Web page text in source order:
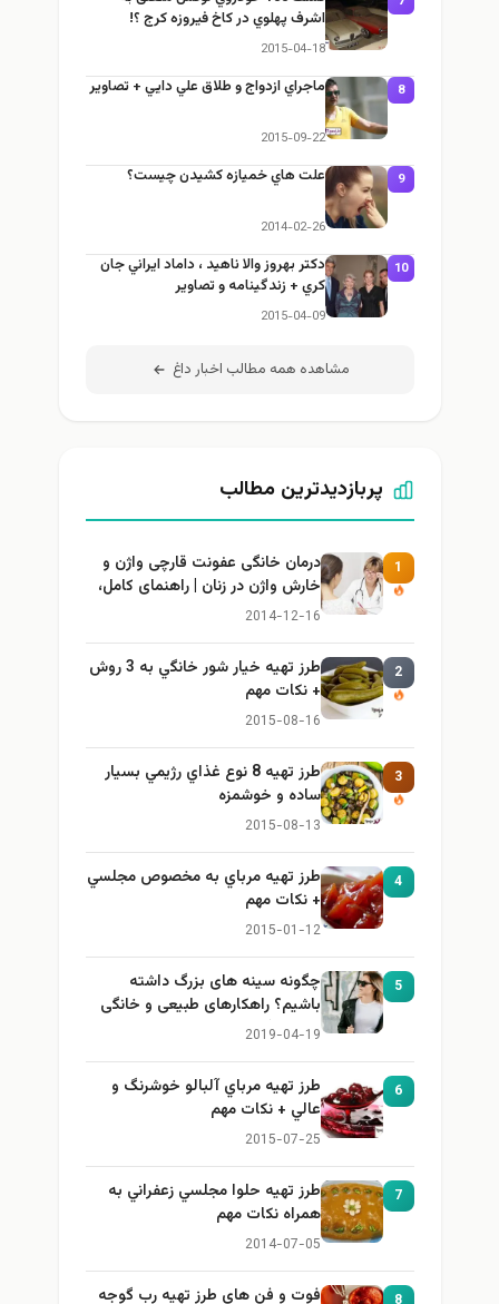
اشرف پهلوي در كاخ فيروزه كرج ؟!
2015-04-18
8 ماجراي ازدواج و طلاق علي دايي + تصاوير
2015-09-22
9 علت هاي خميازه كشيدن چيست؟
2014-02-26
10
دکتر بهروز والا ناهید ، داماد ايراني جان
كري + زندگينامه و تصاوير
2015-04-09
مشاهده همه مطالب اخبار داغ
پربازدیدترین مطالب
1
درمان خانگی عفونت قارچی واژن و
خارش واژن در زنان | راهنمای کامل،
ایمن و کاربردی
2014-12-16
2
طرز تهيه خیار شور خانگي به 3 روش
+ نكات مهم
2015-08-16
3
طرز تهيه 8 نوع غذاي رژيمي بسيار
ساده و خوشمزه
2015-08-13
4
طرز تهيه مرباي به مخصوص مجلسي
+ نكات مهم
2015-01-12
5
چگونه سینه های بزرگ داشته
باشیم؟ راهکارهای طبیعی و خانگی
برای بزرگ کردن سینه
2019-04-19
6
طرز تهيه مرباي آلبالو خوشرنگ و
عالي + نكات مهم
2015-07-25
7
طرز تهيه حلوا مجلسي زعفراني به
همراه نكات مهم
2014-07-05
فوت و فن های طرز تهیه رب گوجه